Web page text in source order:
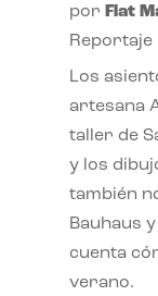
por Flat
Reportaje
Los
artesana
taller de
y los
también
Bauhaus
cuenta
verano.